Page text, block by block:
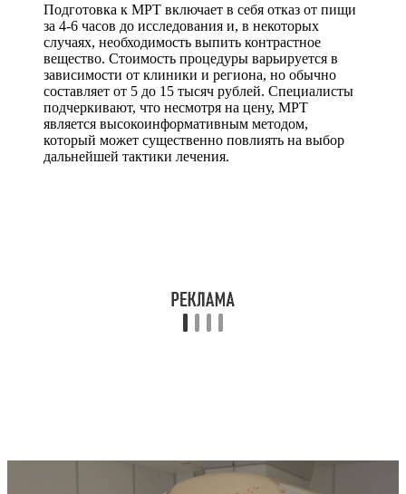
Подготовка к МРТ включает в себя отказ от пищи
за 4-6 часов до исследования и, в некоторых
случаях, необходимость выпить контрастное
вещество. Стоимость процедуры варьируется в
зависимости от клиники и региона, но обычно
составляет от 5 до 15 тысяч рублей. Специалисты
подчеркивают, что несмотря на цену, МРТ
является высокоинформативным методом,
который может существенно повлиять на выбор
дальнейшей тактики лечения.